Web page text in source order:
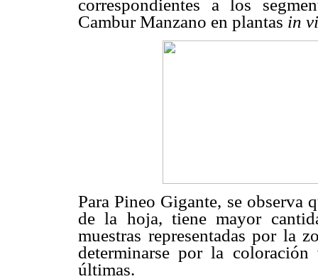
correspondientes a los
Cambur Manzano en plantas in
Para Pineo Gigante, se
de la hoja, tiene mayor
muestras representadas por la
determinarse por la
últimas.